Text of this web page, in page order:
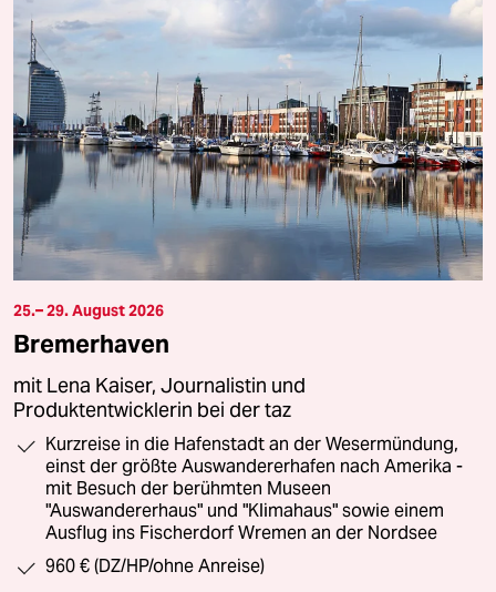
25.– 29. August 2026
Bremerhaven
mit Lena Kaiser, Journalistin und
Produktentwicklerin bei der taz
Kurzreise in die Hafenstadt an der Wesermündung,
einst der größte Auswandererhafen nach Amerika -
mit Besuch der berühmten Museen
"Auswandererhaus" und "Klimahaus" sowie einem
Ausflug ins Fischerdorf Wremen an der Nordsee
960 € (DZ/HP/ohne Anreise)